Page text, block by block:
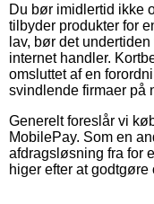
Du bør imidlertid ikke
tilbyder produkter for
lav, bør det
internet handler.
omsluttet af en
svindlende firmaer på
Generelt foreslår vi
MobilePay. Som en
afdragsløsning fra for
higer efter at